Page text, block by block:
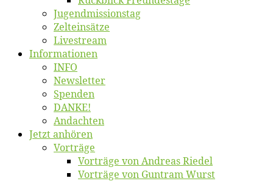
Jugend­mis­sions­tag
Zelt­ein­sät­ze
Live­stream
Informatio­nen
INFO
News­let­ter
Spen­den
DANKE!
An­dach­ten
Jetzt an­hö­ren
Vor­trä­ge
Vor­trä­ge von An­dre­as Riedel
Vor­trä­ge von Gun­tram Wurst